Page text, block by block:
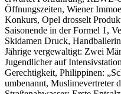
Öffnungszeiten, Wiener
Konkurs, Opel drosselt
Saisonende in der Formel 1,
Skidamen Druck,
Jährige vergewaltigt: Zwei
Jugendlicher auf
Gerechtigkeit, Philippinen:
umbenannt, Muslimevertreter